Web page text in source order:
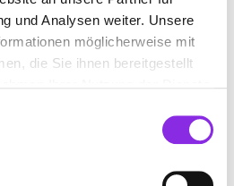
und Analysen weiter. Unsere
möglicherweise mit
die Sie ihnen bereitgestellt